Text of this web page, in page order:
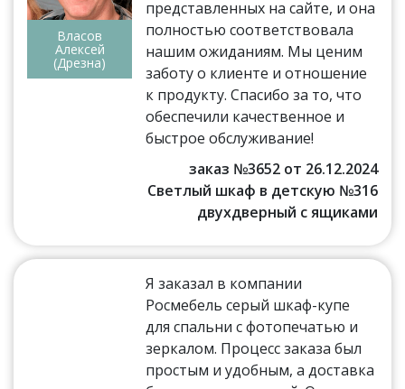
Власов
Алексей
(Дрезна)
представленных на сайте, и она
полностью соответствовала
нашим ожиданиям. Мы ценим
заботу о клиенте и отношение
к продукту. Спасибо за то, что
обеспечили качественное и
быстрое обслуживание!
заказ №3652 от 26.12.2024
Светлый шкаф в детскую №316
двухдверный с ящиками
Я заказал в компании
Росмебель серый шкаф-купе
для спальни с фотопечатью и
зеркалом. Процесс заказа был
простым и удобным, а доставка